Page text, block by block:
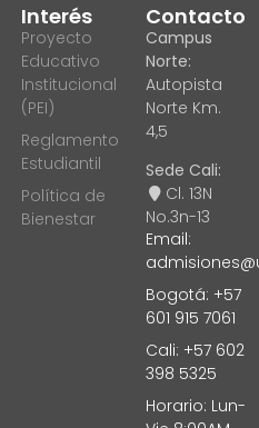
Interés
Proyecto
Educativo
Institucional
(PEI)
Reglamento
Estudiantil
Política de
Bienestar
Contacto
Campus
Norte:
Autopista
Norte Km.
4,5
Sede Cali:
Cl. 13N
No.3n-13
Email:
Bogotá: +57
601 915 7061
Cali: +57 602
398 5325
Horario: Lun-